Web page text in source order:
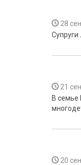
28
Супруги
21
В семье
20